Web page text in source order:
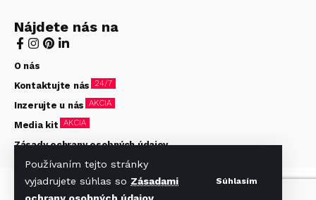
Používaním tejto stránky
vyjadrujete súhlas so Zásadami
Súhlasím
Nájdete nás na
O nás
Kontaktujte nás 24/7
Inzerujte u nás AKCIA
Media kit AKCIA
Zásady ochrany osobných údajov
© Hotelier 2020-2026. Všetky práva vyhradené. Stránky